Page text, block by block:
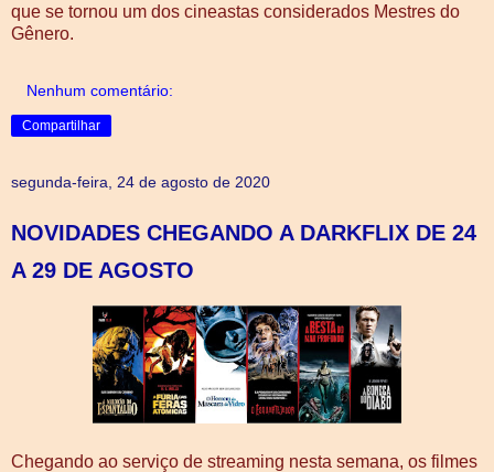
que se tornou um dos cineastas considerados Mestres do
Gênero.
Nenhum comentário:
Compartilhar
segunda-feira, 24 de agosto de 2020
NOVIDADES CHEGANDO A DARKFLIX DE 24
A 29 DE AGOSTO
Chegando ao serviço de streaming nesta semana, os filmes